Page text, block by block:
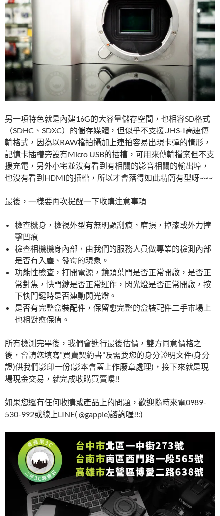
另一項特色就是內建16G的大容量儲存空間，也相容SD格式
（SDHC、SDXC）的儲存媒體，但似乎不支援UHS-I高速傳
輸格式，因為以RAW檔拍攝加上連拍容易出現卡彈的情形，
記憶卡插槽旁設有Micro USB的插槽，可用來傳輸檔案但不支
援充電，另外小宅並沒有看到有相關的影音相關的輸出埠，
也沒有看到HDMI的插槽，所以才會落得如此精簡有型呀~~~
最後，一樣要再次提醒一下收購注意事項
檢查機身，檢視外型有無明顯刮痕，磨損，掉漆或外力撞
擊凹痕
檢查相機機身內部，由我們的服務人員做專業的檢測內部
是否有入塵、發霉的現象。
功能性檢查，打開電源，鏡頭葉門是否正常開啟，是否正
常對焦，快門鍵是否正常運作，閃光燈是否正常開啟，按
下快門鍵時是否連動閃光燈。
是否有完整盒裝配件，保留愈完整的盒裝配件二手市場上
也相對愈保值。
所有檢測完畢後，我們會進行最後估價，雙方同意價格之
後，會請您填寫”買賣契約書”及需要您的身分證明文件(身分
證)供我們影印一份(影本會蓋上作廢章處理)，接下來就是現
場現金交易，就完成收購買賣嘍!!
如果您還有任何收購或產品上的問題，歡迎隨時來電0989-
530-992或線上LINE( @gapple)諮詢喔!!:)